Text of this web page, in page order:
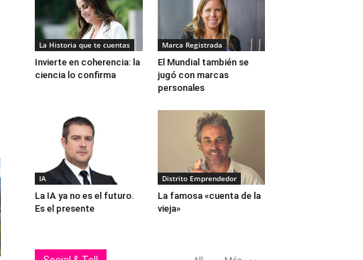
La Historia que te cuentas
Invierte en coherencia: la
ciencia lo confirma
Marca Registrada
El Mundial también se
jugó con marcas
personales
IA
La IA ya no es el futuro.
Es el presente
Distrito Emprendedor
La famosa «cuenta de la
vieja»